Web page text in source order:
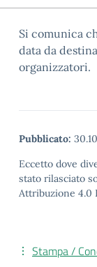
Si comunica
data da
organizzatori.
Pubblicato:
Eccetto dove
stato rilasciato
Attribuzione 4.0
Stampa /